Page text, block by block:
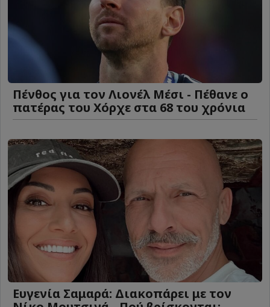
Πένθος για τον Λιονέλ Μέσι - Πέθανε ο
πατέρας του Χόρχε στα 68 του χρόνια
Ευγενία Σαμαρά: Διακοπάρει με τον